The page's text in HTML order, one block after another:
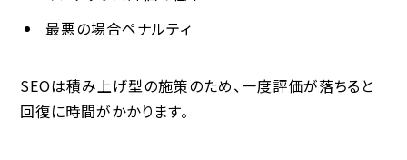
最悪の場合ペナルティ
SEOは積み上げ型の施策のため、一度評価が落ちると
回復に時間がかかります。